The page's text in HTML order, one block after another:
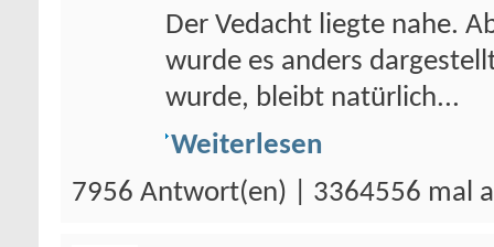
Der Vedacht liegte nahe.
wurde es anders
wurde, bleibt natürlich...
Weiterlesen
7956 Antwort(en) | 3364556 mal